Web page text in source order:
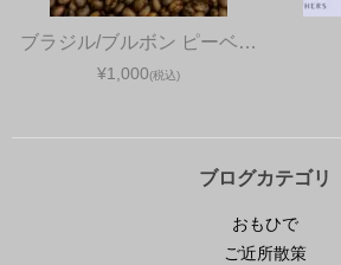
ブラジル/ブルボン ピーベ…
¥1,000(税込)
ブログカテゴリ
おもひで
ご近所散策